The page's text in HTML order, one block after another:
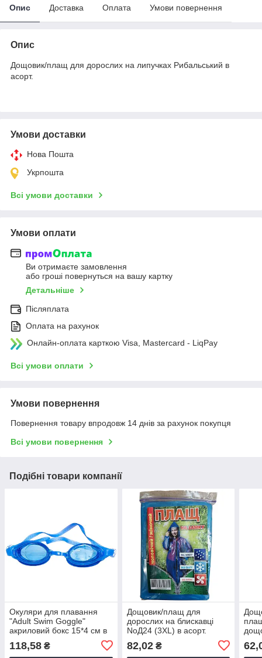
Опис Доставка Оплата Умови повернення
Опис
Дощовик/плащ для дорослих на липучках Рибальський в
асорт.
Умови доставки
Нова Пошта
Укрпошта
Всі умови доставки
Умови оплати
Ви отримаєте замовлення
або гроші повернуться на вашу картку
Детальніше
Післяплата
Оплата на рахунок
Онлайн-оплата карткою Visa, Mastercard - LiqPay
Всі умови оплати
Умови повернення
Повернення товару впродовж 14 днів за рахунок покупця
Всі умови повернення
Подібні товари компанії
Окуляри для плавання
"Adult Swim Goggle"
акриловий бокс 15*4 см в
плавання для дорослих
118,58 ₴
Дощовик/плащ для
дорослих на блискавці
NoД24 (3XL) в асорт.
82,02₴